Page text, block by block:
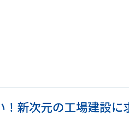
新次元の工場建設